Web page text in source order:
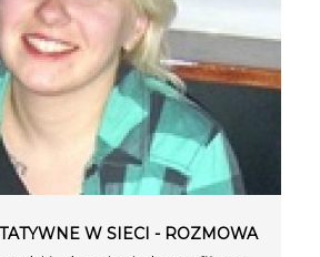
W SIECI - ROZMOWA